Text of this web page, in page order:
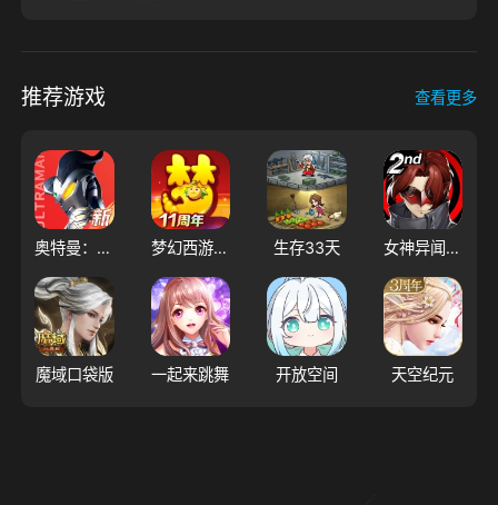
推荐游戏 查看更多
奥特曼：光之战士 梦幻西游（大陆服） 生存33天 女神异闻录：夜幕魅影
魔域口袋版 一起来跳舞 开放空间 天空纪元